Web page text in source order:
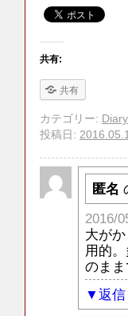
共有:
共有
カテゴリー: Diary
投稿日:
匿名
2016/
大が
用的
のま
返信